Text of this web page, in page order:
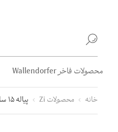
محصولات فاخر Wallendorfer
خانه محصولات Zi پیاله 15 سانتیمتری پاستل طوسی